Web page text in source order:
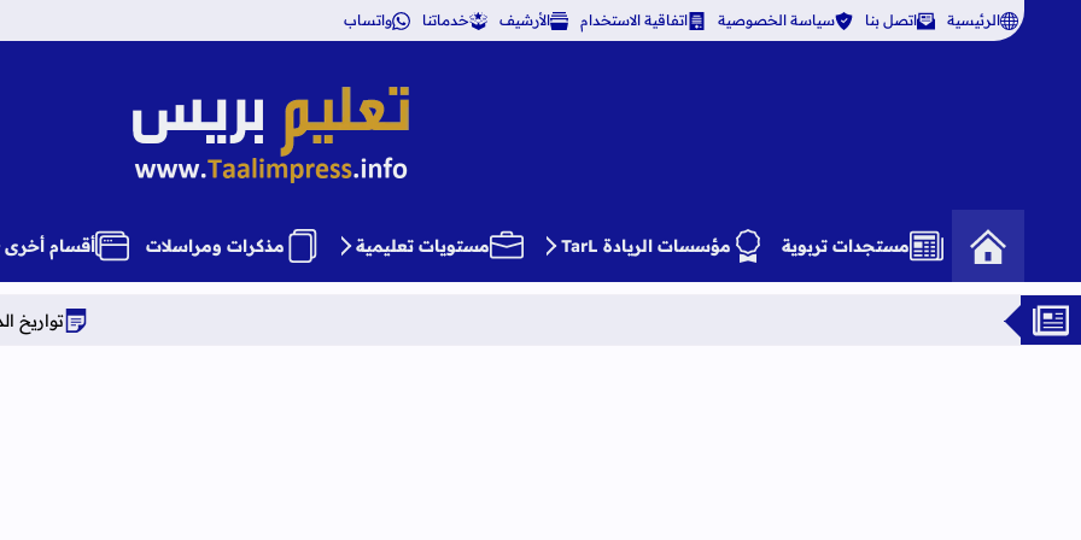
الرئيسية اتصل بنا سياسة الخصوصية اتفاقية الاستخدام الأرشيف خدماتنا واتساب
تعليم بريس TaalimPress
مستجدات تربوية مؤسسات الريادة TarL مستويات تعليمية مذكرات ومراسلات أقسام أخرى
تواريخ الدخول المدرسي برسم